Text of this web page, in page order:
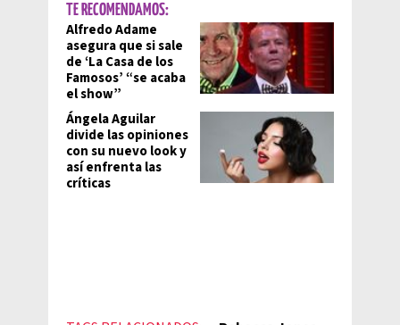
TE RECOMENDAMOS:
Alfredo Adame
asegura que si sale
de ‘La Casa de los
Famosos’ “se acaba
el show”
Ángela Aguilar
divide las opiniones
con su nuevo look y
así enfrenta las
críticas